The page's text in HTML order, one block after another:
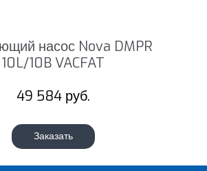
насос Nova DMPR
10L/10B VACFAT
49 584 руб.
Заказать